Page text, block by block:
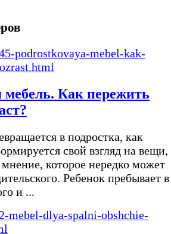
мебель. Как пережить
в подростка, как
свой взгляд на вещи,
мнение, которое нередко может
Ребенок пребывает в
и ...